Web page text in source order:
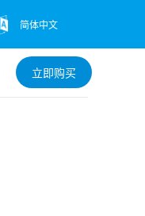
简体中文
立即购买